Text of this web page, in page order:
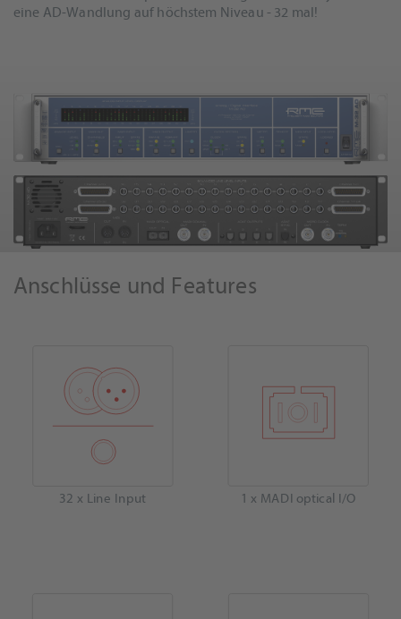
eine AD-Wandlung auf höchstem Niveau - 32 mal!
Anschlüsse und Features
32 x Line Input 1 x MADI optical I/O